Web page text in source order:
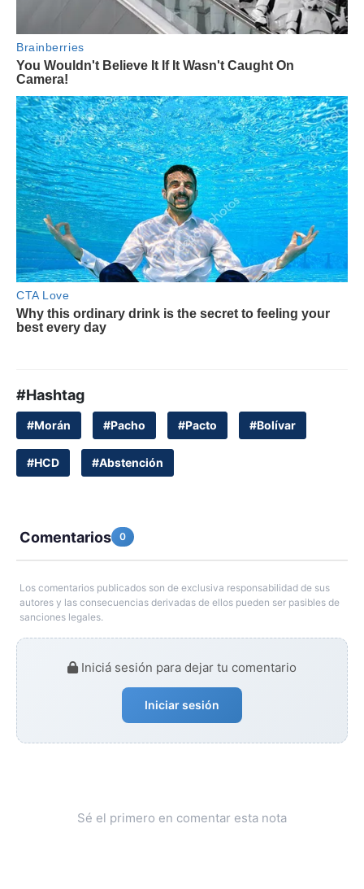
#Hashtag
#Morán #Pacho #Pacto #Bolívar
#HCD #Abstención
Comentarios 0
Los comentarios publicados son de exclusiva responsabilidad de sus
autores y las consecuencias derivadas de ellos pueden ser pasibles de
sanciones legales.
Iniciá sesión para dejar tu comentario
Iniciar sesión
Sé el primero en comentar esta nota